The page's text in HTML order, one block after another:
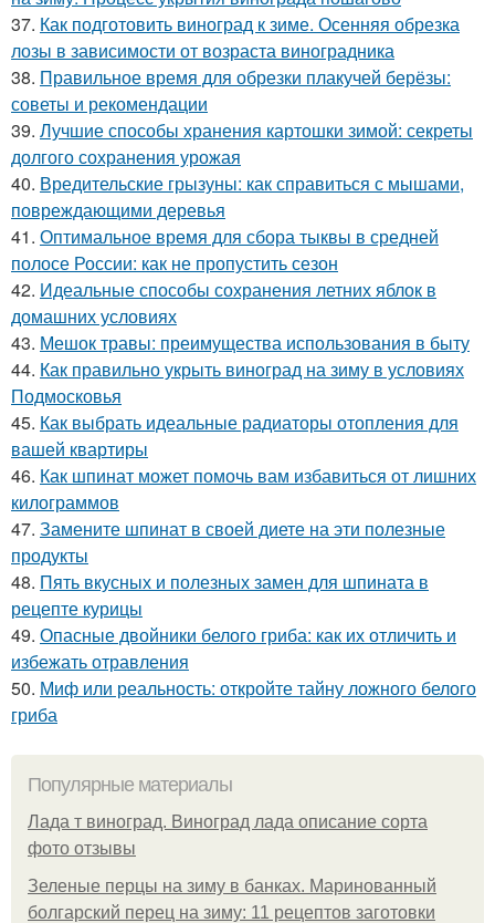
37. Как подготовить виноград к зиме. Осенняя обрезка
лозы в зависимости от возраста виноградника
38. Правильное время для обрезки плакучей берёзы:
советы и рекомендации
39. Лучшие способы хранения картошки зимой: секреты
долгого сохранения урожая
40. Вредительские грызуны: как справиться с мышами,
повреждающими деревья
41. Оптимальное время для сбора тыквы в средней
полосе России: как не пропустить сезон
42. Идеальные способы сохранения летних яблок в
домашних условиях
43. Мешок травы: преимущества использования в быту
44. Как правильно укрыть виноград на зиму в условиях
Подмосковья
45. Как выбрать идеальные радиаторы отопления для
вашей квартиры
46. Как шпинат может помочь вам избавиться от лишних
килограммов
47. Замените шпинат в своей диете на эти полезные
продукты
48. Пять вкусных и полезных замен для шпината в
рецепте курицы
49. Опасные двойники белого гриба: как их отличить и
избежать отравления
50. Миф или реальность: откройте тайну ложного белого
гриба
Популярные материалы
Лада т виноград. Виноград лада описание сорта
фото отзывы
Зеленые перцы на зиму в банках. Маринованный
болгарский перец на зиму: 11 рецептов заготовки